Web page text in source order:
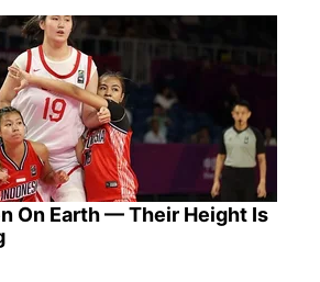
On Earth — Their Height Is